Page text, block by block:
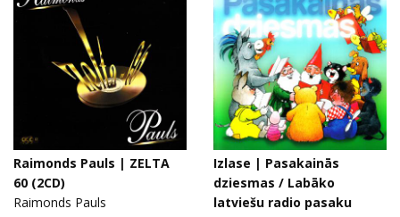
Raimonds Pauls | ZELTA
60 (2CD)
Raimonds Pauls
Izlase | Pasakainās
dziesmas / Labāko
latviešu radio pasaku